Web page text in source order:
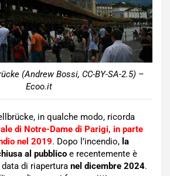
(Andrew Bossi, CC-BY-SA-2.5) –
Ecoo.it
in qualche modo, ricorda
di Notre-Dame di Parigi, in parte
nel 2019. Dopo l’incendio, la
al pubblico e recentemente è
di riapertura nel dicembre 2024.